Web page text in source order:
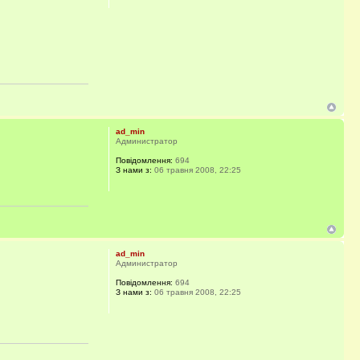
ad_min
Администратор
Повідомлення: 694
З нами з: 06 травня 2008, 22:25
ad_min
Администратор
Повідомлення: 694
З нами з: 06 травня 2008, 22:25